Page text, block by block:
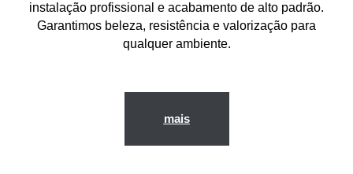
instalação profissional e acabamento de alto padrão.
Garantimos beleza, resistência e valorização para
qualquer ambiente.
mais